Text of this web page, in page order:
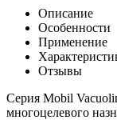
Описание
Особенности
Применение
Отзывы
Серия Mobil
многоцелевого